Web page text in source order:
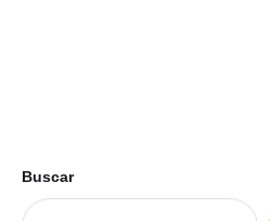
Buscar